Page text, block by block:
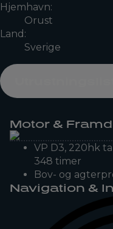
Hjemhavn:
Orust
Land:
Sverige
Motor &
VP D3, 220hk
348 timer
Bov- og
Navigation &